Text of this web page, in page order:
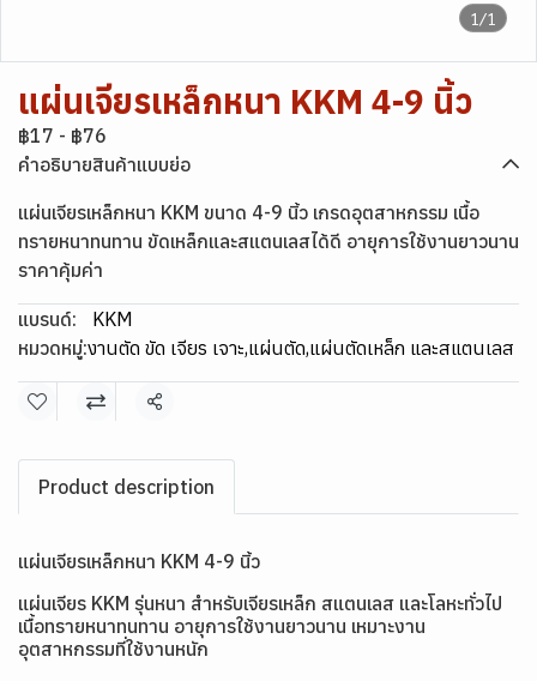
1/1
แผ่นเจียรเหล็กหนา KKM 4-9 นิ้ว
฿17 - ฿76
คำอธิบายสินค้าแบบย่อ
แผ่นเจียรเหล็กหนา KKM ขนาด 4-9 นิ้ว เกรดอุตสาหกรรม เนื้อ
ทรายหนาทนทาน ขัดเหล็กและสแตนเลสได้ดี อายุการใช้งานยาวนาน
ราคาคุ้มค่า
แบรนด์:
KKM
หมวดหมู่:งานตัด ขัด เจียร เจาะ,แผ่นตัด,แผ่นตัดเหล็ก และสแตนเลส
แชร์
Product description
แผ่นเจียรเหล็กหนา KKM 4-9 นิ้ว
แผ่นเจียร KKM รุ่นหนา สำหรับเจียรเหล็ก สแตนเลส และโลหะทั่วไป
เนื้อทรายหนาทนทาน อายุการใช้งานยาวนาน เหมาะงาน
อุตสาหกรรมที่ใช้งานหนัก